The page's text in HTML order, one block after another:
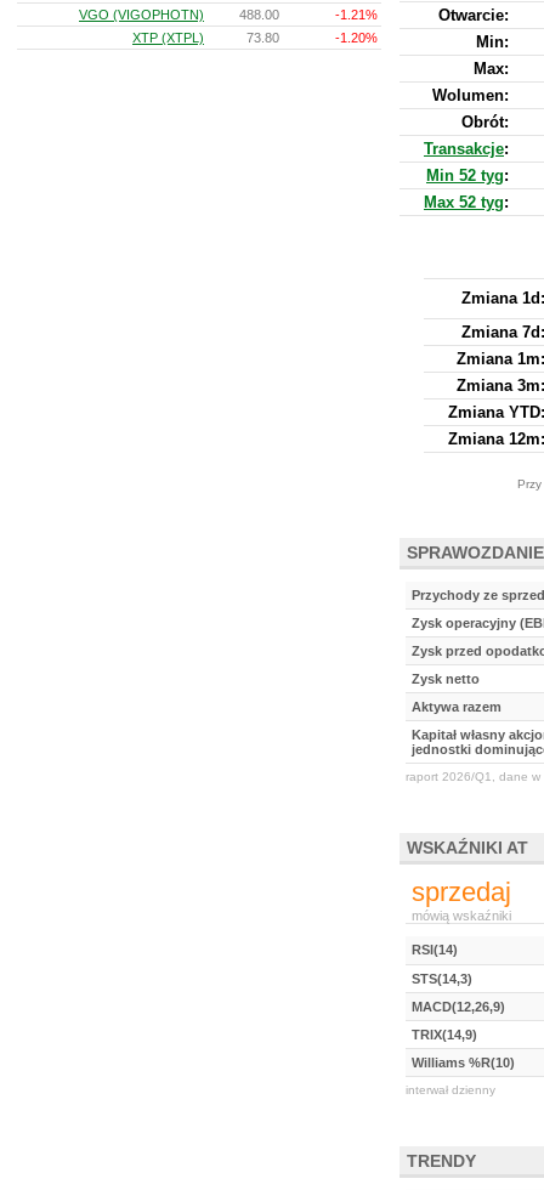
Otwarcie:
Min:
Max:
Wolumen:
Obrót:
Transakcje:
Min 52 tyg:
Max 52 tyg:
Zmiana 1d:
Zmiana 7d:
Zmiana 1m:
Zmiana 3m:
Zmiana YTD:
Zmiana 12m:
Przychody ze
Zysk operacyjny
Zysk przed
Zysk netto
Aktywa razem
Kapitał własny
jednostki
raport 2026/Q1, dane w
WSKAŹNIKI AT
sprzedaj
mówią wskaźniki
RSI(14)
STS(14,3)
MACD(12,26,9)
TRIX(14,9)
Williams %R(10)
interwał dzienny
TRENDY
VGO (VIGOPHOTN)
488.00
-1.21%
XTP (XTPL)
73.80 -1.20%